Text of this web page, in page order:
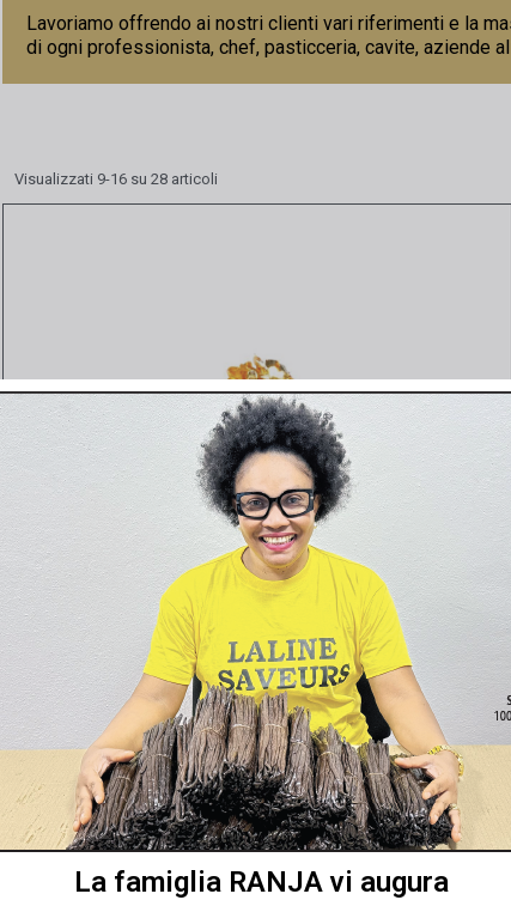
Lavoriamo offrendo ai nostri clienti vari riferimenti e la
di ogni professionista, chef, pasticceria, cavite, aziende
Visualizzati 9-16 su 28 articoli
Vista rapida
Pepite CUORE ORO 22K - 300 mg
La famiglia RANJA vi augura